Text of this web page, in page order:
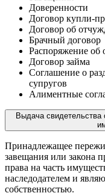
Доверенности
Договор купли-
Договор об
Брачный договор
Распоряжение об
Договор займа
Соглашение о
супругов
Алиментные
Выдача
Принадлежащее
завещания или закона
права на часть
наследодателем и
собственностью.